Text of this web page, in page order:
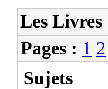
Les Livres
Pages : 1 2
Sujets